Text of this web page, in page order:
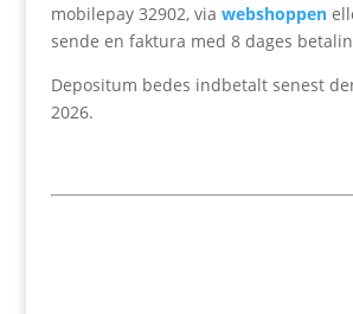
mobilepay 32902, via webshoppen
sende en faktura med 8 dages
Depositum bedes indbetalt senest
2026.